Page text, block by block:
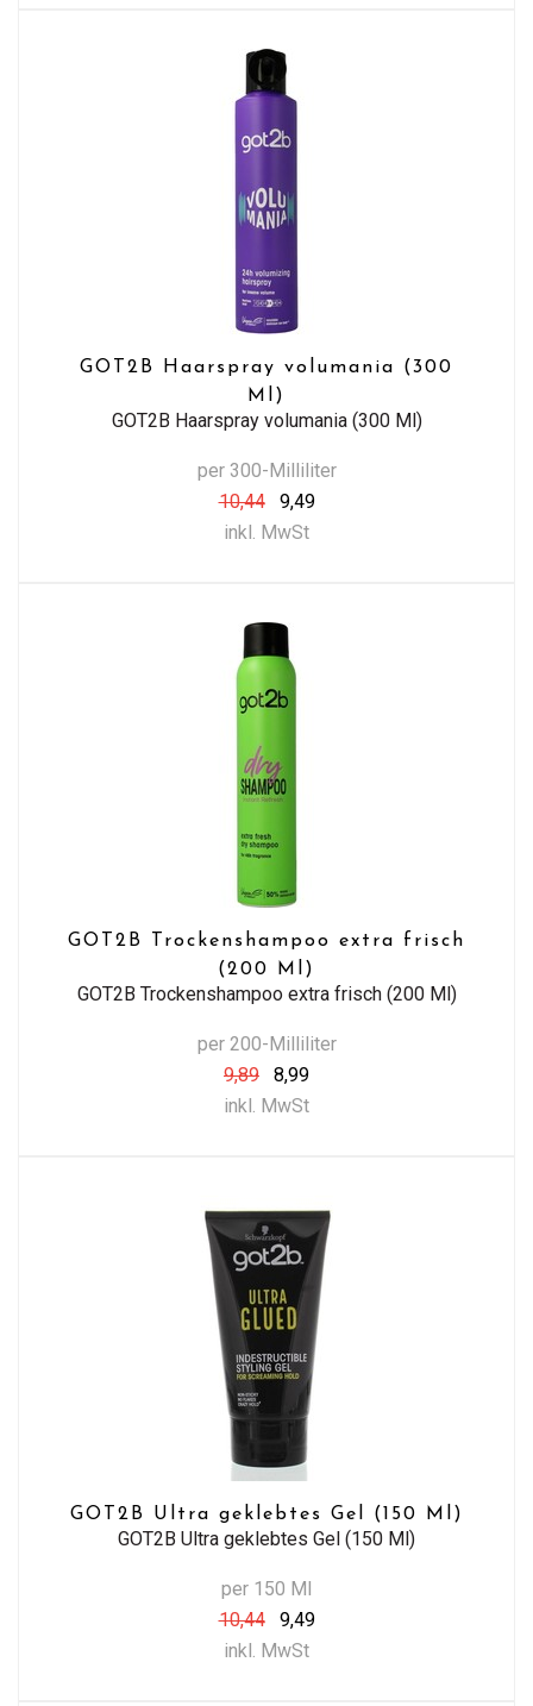
GOT2B Haarspray volumania (300
Ml)
GOT2B Haarspray volumania (300 Ml)
per 300-Milliliter
10,44
9,49
inkl. MwSt
GOT2B Trockenshampoo extra frisch
(200 Ml)
GOT2B Trockenshampoo extra frisch (200 Ml)
per 200-Milliliter
9,89
8,99
inkl. MwSt
GOT2B Ultra geklebtes Gel (150 Ml)
GOT2B Ultra geklebtes Gel (150 Ml)
per 150 Ml
10,44
9,49
inkl. MwSt